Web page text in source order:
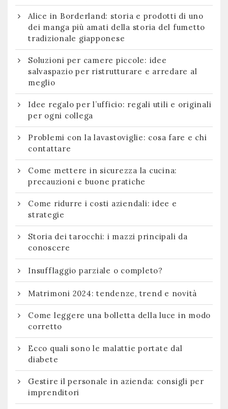
Alice in Borderland: storia e prodotti di uno
dei manga più amati della storia del fumetto
tradizionale giapponese
Soluzioni per camere piccole: idee
salvaspazio per ristrutturare e arredare al
meglio
Idee regalo per l’ufficio: regali utili e originali
per ogni collega
Problemi con la lavastoviglie: cosa fare e chi
contattare
Come mettere in sicurezza la cucina:
precauzioni e buone pratiche
Come ridurre i costi aziendali: idee e
strategie
Storia dei tarocchi: i mazzi principali da
conoscere
Insufflaggio parziale o completo?
Matrimoni 2024: tendenze, trend e novità
Come leggere una bolletta della luce in modo
corretto
Ecco quali sono le malattie portate dal
diabete
Gestire il personale in azienda: consigli per
imprenditori